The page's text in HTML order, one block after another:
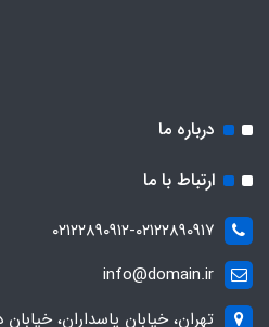
درباره ما
ارتباط با ما
۰۲۱۲۲۸۹۰۹۱۲-۰۲۱۲۲۸۹۰۹۱۷
info@domain.ir
تهران، خیابان پاسداران،